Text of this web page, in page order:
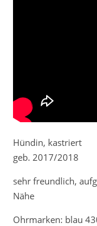
Hündin, kastriert
geb. 2017/2018
sehr freundlich,
Nähe
Ohrmarken: blau